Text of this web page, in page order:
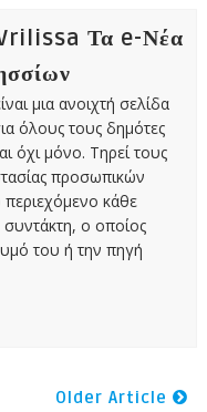
Τα e-Νέα
μια ανοιχτή σελίδα
όλους τους δημότες
όχι μόνο. Τηρεί τους
προσωπικών
κάθε
συντάκτη, ο οποίος
του ή την πηγή
Older Article